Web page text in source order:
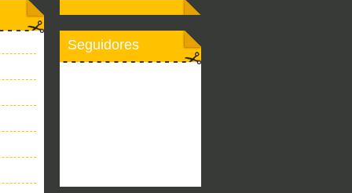
Seguidores